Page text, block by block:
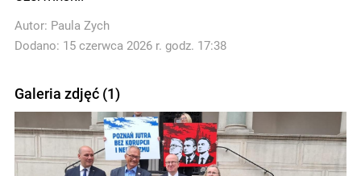
Autor: Paula Zych
Dodano: 15 czerwca 2026 r. godz. 17:38
Galeria zdjęć (1)